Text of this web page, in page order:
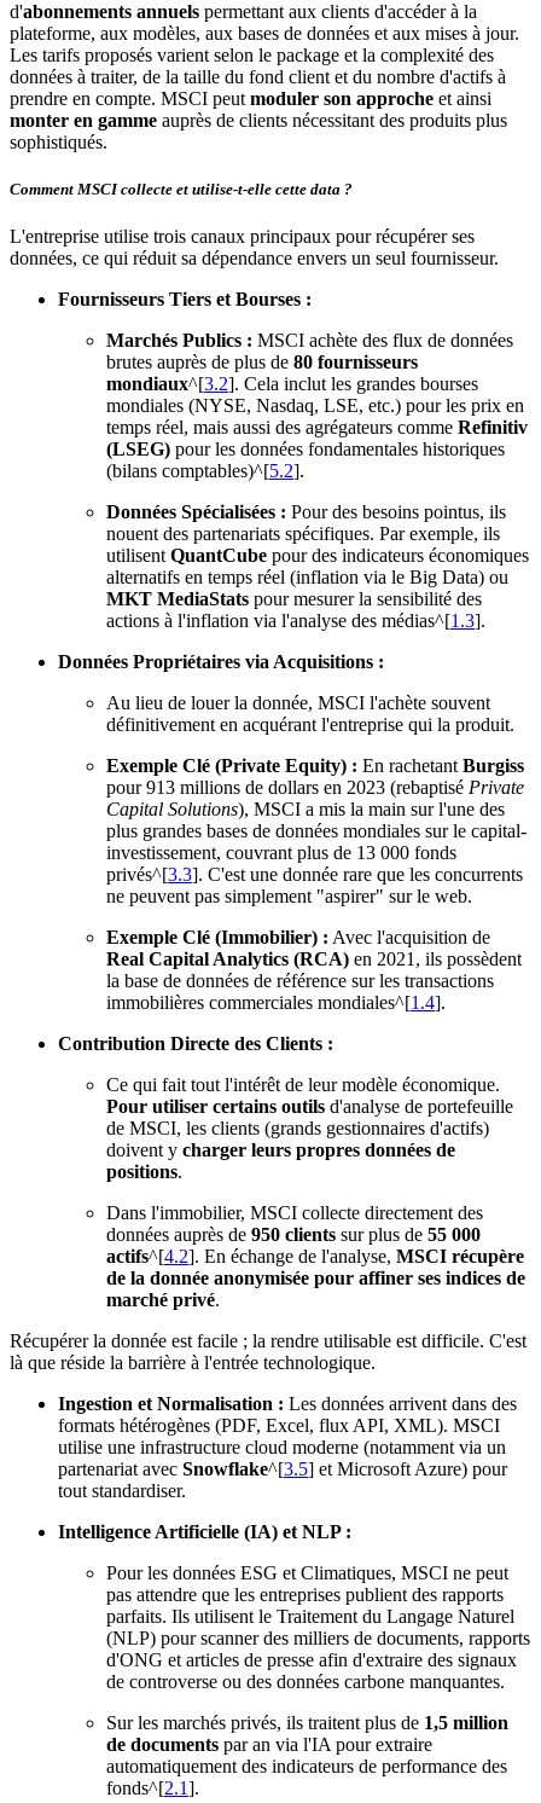
d'abonnements annuels permettant aux clients d'accéder à la
plateforme, aux modèles, aux bases de données et aux mises à jour.
Les tarifs proposés varient selon le package et la complexité des
données à traiter, de la taille du fond client et du nombre d'actifs à
prendre en compte. MSCI peut moduler son approche et ainsi
monter en gamme auprès de clients nécessitant des produits plus
sophistiqués.
Comment MSCI collecte et utilise-t-elle cette data ?
L'entreprise utilise trois canaux principaux pour récupérer ses
données, ce qui réduit sa dépendance envers un seul fournisseur.
Fournisseurs Tiers et Bourses :
Marchés Publics : MSCI achète des flux de données
brutes auprès de plus de 80 fournisseurs
mondiaux^[3.2]. Cela inclut les grandes bourses
mondiales (NYSE, Nasdaq, LSE, etc.) pour les prix en
temps réel, mais aussi des agrégateurs comme Refinitiv
(LSEG) pour les données fondamentales historiques
(bilans comptables)^[5.2].
Données Spécialisées : Pour des besoins pointus, ils
nouent des partenariats spécifiques. Par exemple, ils
utilisent QuantCube pour des indicateurs économiques
alternatifs en temps réel (inflation via le Big Data) ou
MKT MediaStats pour mesurer la sensibilité des
actions à l'inflation via l'analyse des médias^[1.3].
Données Propriétaires via Acquisitions :
Au lieu de louer la donnée, MSCI l'achète souvent
définitivement en acquérant l'entreprise qui la produit.
Exemple Clé (Private Equity) : En rachetant Burgiss
pour 913 millions de dollars en 2023 (rebaptisé Private
Capital Solutions), MSCI a mis la main sur l'une des
plus grandes bases de données mondiales sur le capital-
investissement, couvrant plus de 13 000 fonds
privés^[3.3]. C'est une donnée rare que les concurrents
ne peuvent pas simplement "aspirer" sur le web.
Exemple Clé (Immobilier) : Avec l'acquisition de
Real Capital Analytics (RCA) en 2021, ils possèdent
la base de données de référence sur les transactions
immobilières commerciales mondiales^[1.4].
Contribution Directe des Clients :
Ce qui fait tout l'intérêt de leur modèle économique.
Pour utiliser certains outils d'analyse de portefeuille
de MSCI, les clients (grands gestionnaires d'actifs)
doivent y charger leurs propres données de
positions.
Dans l'immobilier, MSCI collecte directement des
données auprès de 950 clients sur plus de 55 000
actifs^[4.2]. En échange de l'analyse, MSCI récupère
de la donnée anonymisée pour affiner ses indices de
marché privé.
Récupérer la donnée est facile ; la rendre utilisable est difficile. C'est
là que réside la barrière à l'entrée technologique.
Ingestion et Normalisation : Les données arrivent dans des
formats hétérogènes (PDF, Excel, flux API, XML). MSCI
utilise une infrastructure cloud moderne (notamment via un
partenariat avec Snowflake^[3.5] et Microsoft Azure) pour
tout standardiser.
Intelligence Artificielle (IA) et NLP :
Pour les données ESG et Climatiques, MSCI ne peut
pas attendre que les entreprises publient des rapports
parfaits. Ils utilisent le Traitement du Langage Naturel
(NLP) pour scanner des milliers de documents, rapports
d'ONG et articles de presse afin d'extraire des signaux
de controverse ou des données carbone manquantes.
Sur les marchés privés, ils traitent plus de 1,5 million
de documents par an via l'IA pour extraire
automatiquement des indicateurs de performance des
fonds^[2.1].